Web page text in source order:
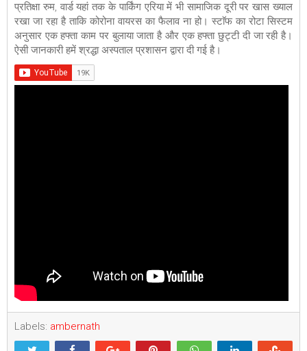
प्रतिक्षा रुम, वार्ड यहां तक के पार्किंग एरिया में भी सामाजिक दूरी पर खास ख्याल
रखा जा रहा है ताकि कोरोना वायरस का फैलाव ना हो। स्टाॅफ का रोटा सिस्टम
अनुसार एक हफ्ता काम पर बुलाया जाता है और एक हफ्ता छुट्टी दी जा रही है।
ऐसी जानकारी हमें श्रद्धा अस्पताल प्रशासन द्वारा दी गई है।
Labels: ambernath